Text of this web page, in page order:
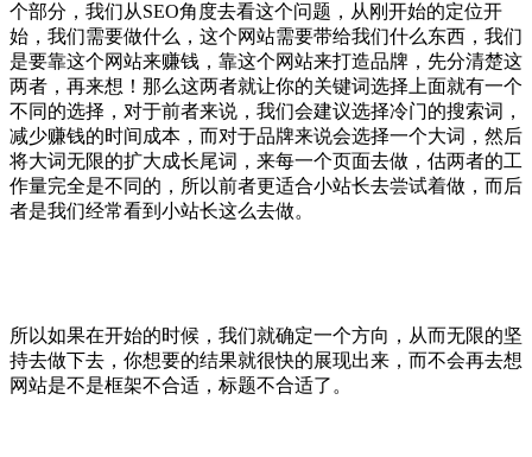
个部分，我们从SEO角度去看这个问题，从刚开始的定位开
始，我们需要做什么，这个网站需要带给我们什么东西，我们
是要靠这个网站来赚钱，靠这个网站来打造品牌，先分清楚这
两者，再来想！那么这两者就让你的关键词选择上面就有一个
不同的选择，对于前者来说，我们会建议选择冷门的搜索词，
减少赚钱的时间成本，而对于品牌来说会选择一个大词，然后
将大词无限的扩大成长尾词，来每一个页面去做，估两者的工
作量完全是不同的，所以前者更适合小站长去尝试着做，而后
者是我们经常看到小站长这么去做。
所以如果在开始的时候，我们就确定一个方向，从而无限的坚
持去做下去，你想要的结果就很快的展现出来，而不会再去想
网站是不是框架不合适，标题不合适了。